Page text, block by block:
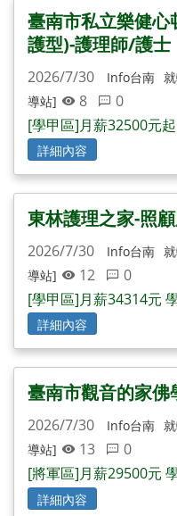
臺南市私立樂健
護型)-護理師/護士
2026/7/30 Info台南
導站]
8
0
[學甲區]月薪32500元
詳細內容
東林護理之家-照
2026/7/30 Info台南
導站]
12
0
[學甲區]月薪34314元
詳細內容
臺南市觀音的家佛
2026/7/30 Info台南
導站]
13
0
[將軍區]月薪29500元
詳細內容